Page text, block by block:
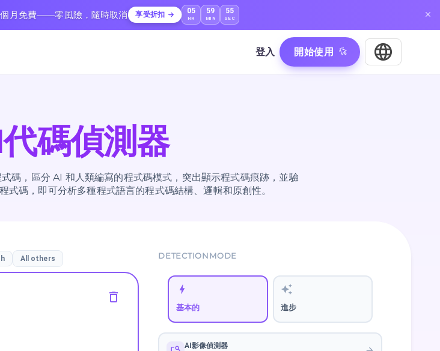
月免費——零風險，隨時取消 享受折扣 05
HR
59
MIN
53
SEC
登入 開始使用
碼偵測器
碼，區分 AI 和人類編寫的程式碼模式，突出顯示程式碼痕跡，並驗
式碼，即可分析多種程式語言的程式碼結構、邏輯和原創性。
All others DETECTIONMODE
基本的 進步
AI影像偵測器